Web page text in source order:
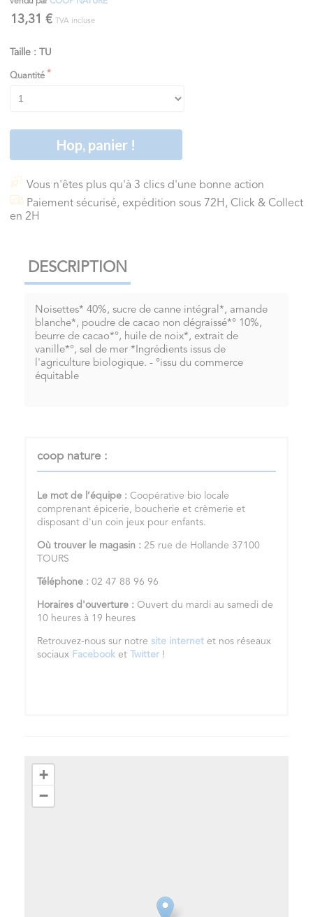
13,31 € TVA incluse
Taille : TU
Quantité
Hop, panier !
Vous n'êtes plus qu'à 3 clics d'une bonne action
Paiement sécurisé, expédition sous 72H, Click & Collect
en 2H
DESCRIPTION
Noisettes* 40%, sucre de canne intégral*, amande
blanche*, poudre de cacao non dégraissé*° 10%,
beurre de cacao*°, huile de noix*, extrait de
vanille*°, sel de mer *Ingrédients issus de
l'agriculture biologique. - °issu du commerce
équitable
coop nature :
Le mot de l’équipe : Coopérative bio locale
comprenant épicerie, boucherie et crèmerie et
disposant d'un coin jeux pour enfants.
Où trouver le magasin : 25 rue de Hollande 37100
TOURS
Téléphone : 02 47 88 96 96
Horaires d'ouverture : Ouvert du mardi au samedi de
10 heures à 19 heures
Retrouvez-nous sur notre site internet et nos réseaux
sociaux Facebook et Twitter !
+
−